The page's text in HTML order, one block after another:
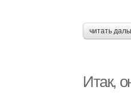
читать
Итак,